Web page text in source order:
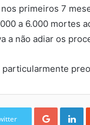
primeiros 7
a 6.000 mortes
a não adiar os
Google+